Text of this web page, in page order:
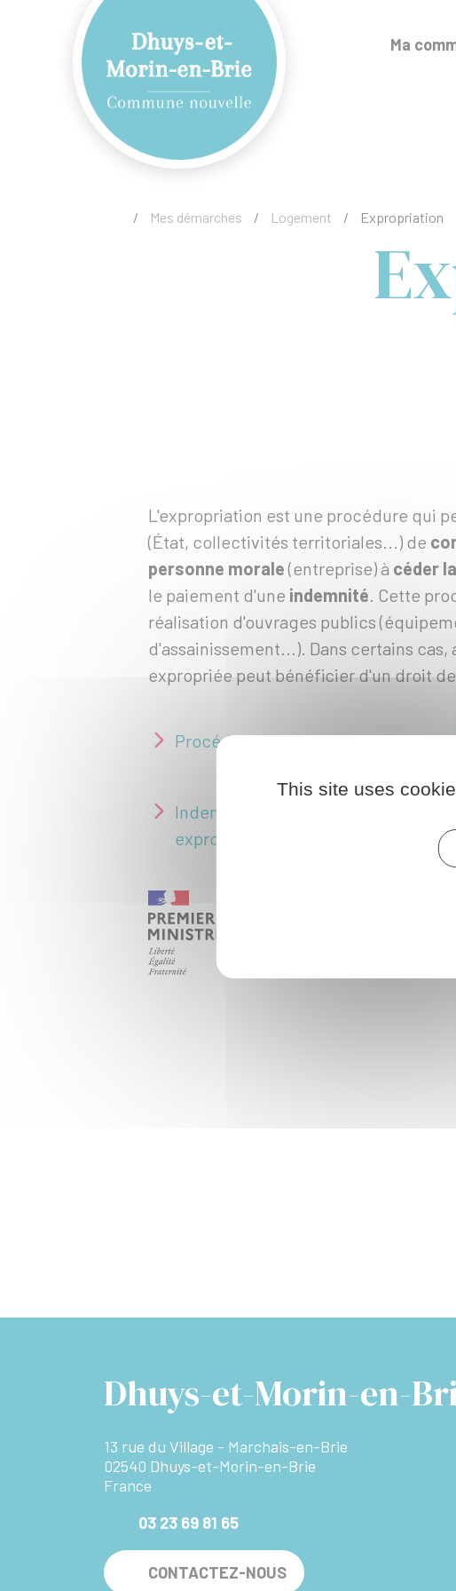
Ma
/ Mes démarches / Logement / Expropriation
L'expropriation est une procédure qui
(État, collectivités territoriales...) de
personne morale(entreprise) à céder
le paiement d'une indemnité. Cette
réalisation d'ouvrages publics
d'assainissement...). Dans certains
expropriée peut bénéficier d'un droit
Procédure d’expropriation
Indemnisation des personnes
expropriées
Dhuys-et-Morin-en-
13 rue du Village - Marchais-en-Brie
02540 Dhuys-et-Morin-en-Brie
France
03 23 69 81 65
CONTACTEZ-NOUS
This site uses